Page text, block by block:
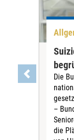
Die
–
die